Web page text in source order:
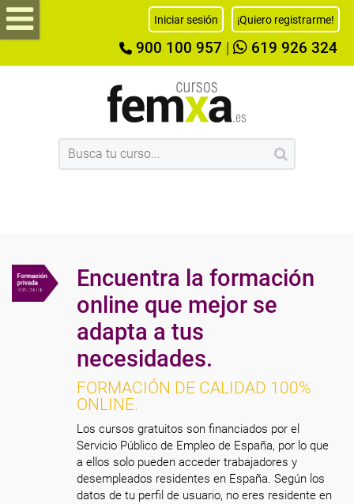
Iniciar sesión ¡Quiero registrarme!
900 100 957 619 926 324
Encuentra la formación
online que mejor se
adapta a tus
necesidades.
FORMACIÓN DE CALIDAD 100%
ONLINE.
Los cursos gratuitos son financiados por el
Servicio Público de Empleo de España, por lo que
a ellos solo pueden acceder trabajadores y
desempleados residentes en España. Según los
datos de tu perfil de usuario, no eres residente en